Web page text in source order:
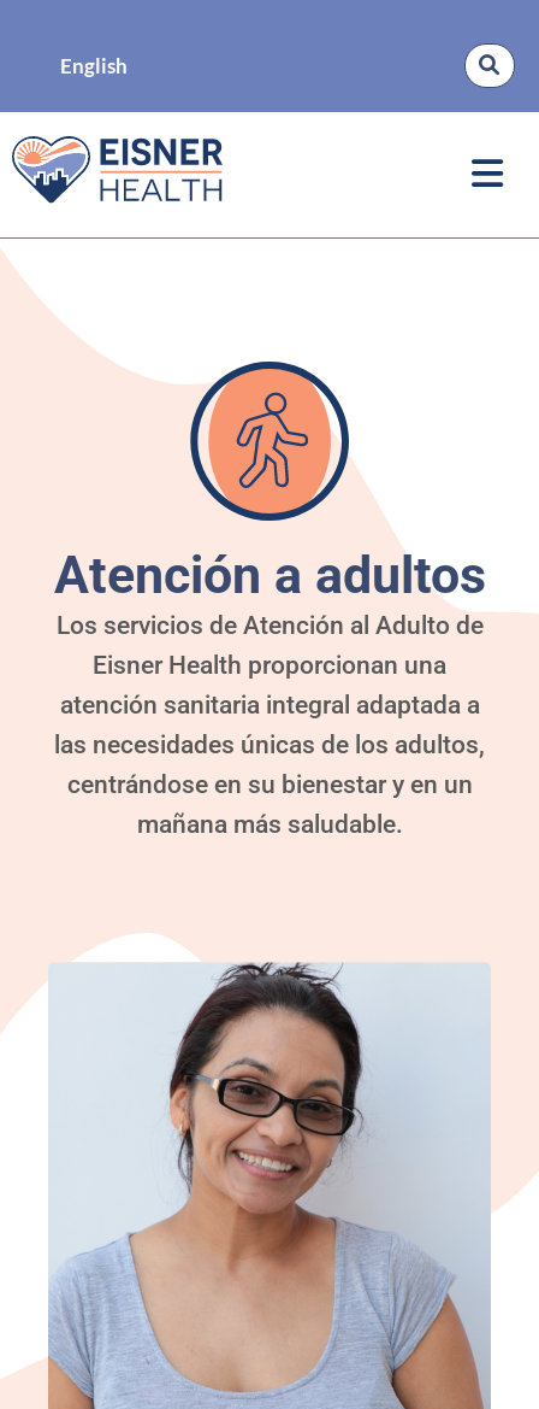
English
Atención a adultos
Los servicios de Atención al Adulto de
Eisner Health proporcionan una
atención sanitaria integral adaptada a
las necesidades únicas de los adultos,
centrándose en su bienestar y en un
mañana más saludable.